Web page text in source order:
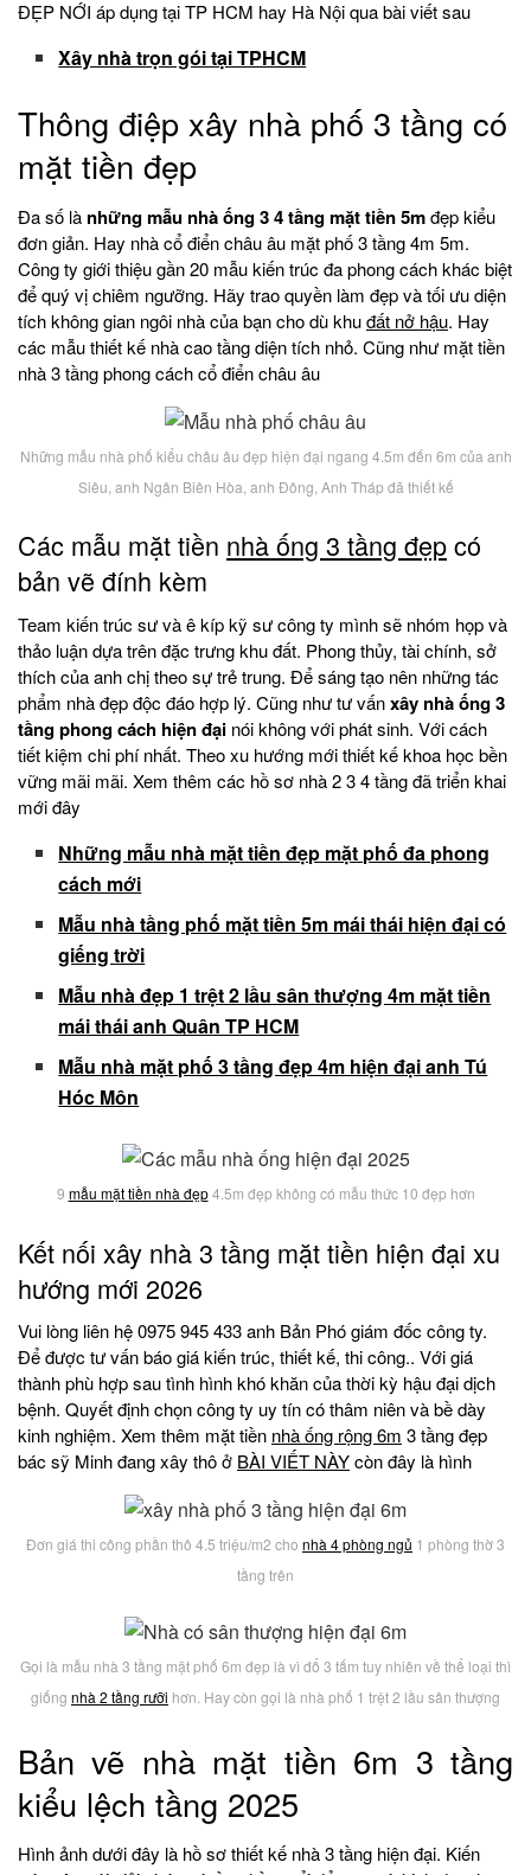
ĐẸP NỚI áp dụng tại TP HCM hay Hà Nội qua bài viết sau
Xây nhà trọn gói tại TPHCM
Thông điệp xây nhà phố 3 tầng có
mặt tiền đẹp
Đa số là những mẫu nhà ống 3 4 tầng mặt tiền 5mđẹp kiểu
đơn giản. Hay nhà cổ điển châu âu mặt phố 3 tầng 4m 5m.
Công ty giới thiệu gần 20 mẫu kiến trúc đa phong cách khác biệt
để quý vị chiêm ngưỡng. Hãy trao quyền làm đẹp và tối ưu diện
tích không gian ngôi nhà của bạn cho dù khuđất nở hậu. Hay
các mẫu thiết kế nhà cao tầng diện tích nhỏ. Cũng như mặt tiền
nhà 3 tầng phong cách cổ điển châu âu
Những mẫu nhà phố kiểu châu âu đẹp hiện đại ngang 4.5m đến 6m của anh
Siêu, anh Ngân Biên Hòa, anh Đông, Anh Tháp đã thiết kế
Các mẫu mặt tiền nhà ống 3 tầng đẹpcó
bản vẽ đính kèm
Team kiến trúc sư và ê kíp kỹ sư công ty mình sẽ nhóm họp và
thảo luận dựa trên đặc trưng khu đất. Phong thủy, tài chính, sở
thích của anh chị theo sự trẻ trung. Để sáng tạo nên những tác
phẩm nhà đẹp độc đáo hợp lý. Cũng như tư vấnxây nhà ống 3
tầng phong cách hiện đại nói không với phát sinh. Với cách
tiết kiệm chi phí nhất. Theo xu hướng mới thiết kế khoa học bền
vững mãi mãi. Xem thêm các hồ sơ nhà 2 3 4 tầng đã triển khai
mới đây
Những mẫu nhà mặt tiền đẹp mặt phố đa phong
cách mới
Mẫu nhà tầng phố mặt tiền 5m mái thái hiện đại có
giếng trời
Mẫu nhà đẹp 1 trệt 2 lầu sân thượng 4m mặt tiền
mái thái anh Quân TP HCM
Mẫu nhà mặt phố 3 tầng đẹp 4m hiện đại anh Tú
Hóc Môn
9 mẫu mặt tiền nhà đẹp4.5m đẹp không có mẫu thức 10 đẹp hơn
Kết nối xây nhà 3 tầng mặt tiền hiện đại xu
hướng mới 2026
Vui lòng liên hệ 0975 945 433 anh Bản Phó giám đốc công ty.
Để được tư vấn báo giá kiến trúc, thiết kế, thi công.. Với giá
thành phù hợp sau tình hình khó khăn của thời kỳ hậu đại dịch
bệnh. Quyết định chọn công ty uy tín có thâm niên và bề dày
kinh nghiệm. Xem thêm mặt tiền nhà ống rộng 6m 3 tầng đẹp
bác sỹ Minh đang xây thô ở BÀI VIẾT NÀYcòn đây là hình
Đơn giá thi công phần thô 4.5 triệu/m2 cho nhà 4 phòng ngủ 1 phòng thờ 3
tầng trên
Gọi là mẫu nhà 3 tầng mặt phố 6m đẹp là vì đổ 3 tấm tuy nhiên về thể loại thì
giống nhà 2 tầng rưỡi hơn. Hay còn gọi là nhà phố 1 trệt 2 lầu sân thượng
Bản vẽ nhà mặt tiền 6m 3 tầng
kiểu lệch tầng 2025
Hình ảnh dưới đây là hồ sơ thiết kế nhà 3 tầng hiện đại. Kiến